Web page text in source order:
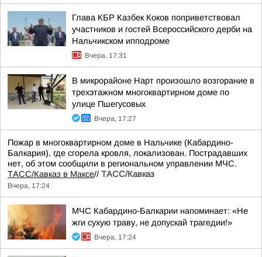
Глава КБР Казбек Коков поприветствовал
участников и гостей Всероссийского дерби на
Нальчикском ипподроме
Вчера, 17:31
В микрорайоне Нарт произошло возгорание в
трехэтажном многоквартирном доме по
улице Пшегусовых
Вчера, 17:27
Пожар в многоквартирном доме в Нальчике (Кабардино-
Балкария), где сгорела кровля, локализован. Пострадавших
нет, об этом сообщили в региональном управлении МЧС.
ТАСС/Кавказ в Максе// ТАСС/Кавказ
Вчера, 17:24
МЧС Кабардино-Балкарии напоминает: «Не
жги сухую траву, не допускай трагедии!»
Вчера, 17:24